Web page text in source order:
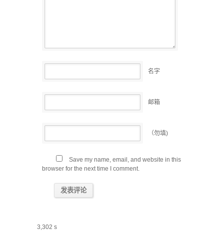
名字
邮箱
（勿填)
Save my name, email, and website in this
browser for the next time I comment.
3,302 s